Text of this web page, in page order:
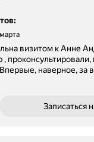
:
визитом к Анне
рекомендации) Впервые,
Записаться